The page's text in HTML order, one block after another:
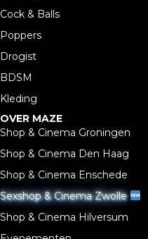
Cock & Balls
Poppers
Drogist
BDSM
Kleding
OVER MAZE
Shop & Cinema Groningen
Shop & Cinema Den Haag
Shop & Cinema Enschede
Sexshop & Cinema Zwolle
Shop & Cinema Hilversum